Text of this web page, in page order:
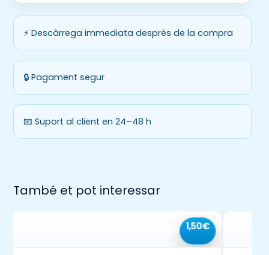
⚡ Descàrrega immediata després de la compra
🔒 Pagament segur
📧 Suport al client en 24–48 h
També et pot interessar
1,50€